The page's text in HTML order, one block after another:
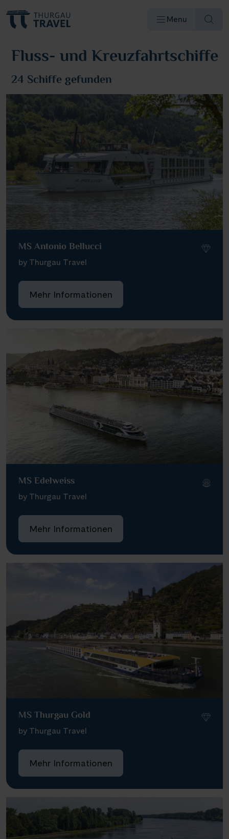
Menu
Reiseziele & Flüsse
Schiffe
Reisearten
Angebote
Infos
Kontakt
Newsletter
Kundenlogin
Agenturbereich
WhatsApp Hotline +49 30 346 456 950
Fluss- und Kreuzfahrtschiffe
24 Schiffegefunden
MS Antonio Bellucci
by Thurgau Travel
Mehr Informationen
MS Edelweiss
by Thurgau Travel
Mehr Informationen
MS Thurgau Gold
by Thurgau Travel
Mehr Informationen